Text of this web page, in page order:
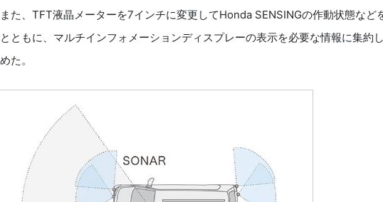
た、TFT液晶メーターを7インチに変更してHonda SENSINGの作動状態など
ともに、マルチインフォメーションディスプレーの表示を必要な情報に集約
た。